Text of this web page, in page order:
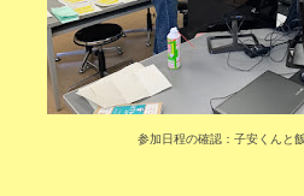
参加日程の確認：子安くんと